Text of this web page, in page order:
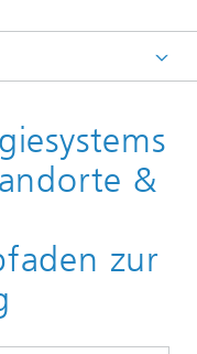
&
zur